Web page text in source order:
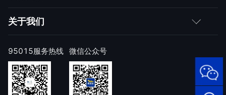
95015
合作伙伴
求职者
产品注册与激活
样本上报
奇安信天守安全软件
网神
技术研究院
威胁情报中心
关于我们
公司简介
公司新闻
发展历程
95015服务热线 微信公众号